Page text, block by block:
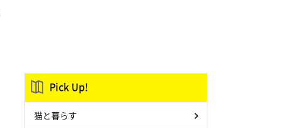
Pick Up!
猫と暮らす